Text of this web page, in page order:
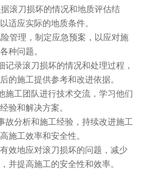
滚刀损坏的情况和地质评估结
适应实际的地质条件。
管理，制定应急预案，以应对施
种问题。
记录滚刀损坏的情况和处理过程，
的施工提供参考和改进依据。
施工团队进行技术交流，学习他们
验和解决方案。
故分析和施工经验，持续改进施工
施工效率和安全性。
效地应对滚刀损坏的问题，减少
并提高施工的安全性和效率。